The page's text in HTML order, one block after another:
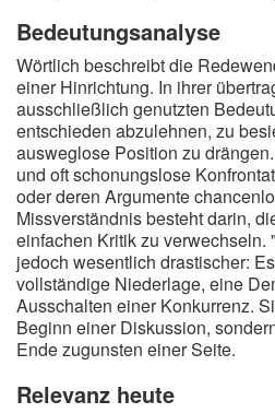
Bedeutungsanalyse
Wörtlich beschreibt die
einer Hinrichtung. In ihrer
ausschließlich genutzten
entschieden abzulehnen, zu
ausweglose Position zu
und oft schonungslose
oder deren Argumente
Missverständnis besteht darin,
einfachen Kritik zu verwechseln.
jedoch wesentlich drastischer:
vollständige Niederlage, eine
Ausschalten einer Konkurrenz.
Beginn einer Diskussion,
Ende zugunsten einer Seite.
Relevanz heute